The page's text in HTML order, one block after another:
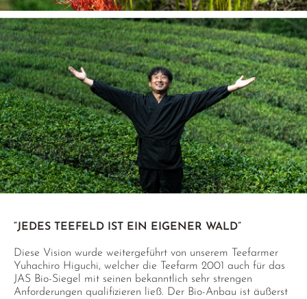
“JEDES TEEFELD IST EIN EIGENER WALD”
Diese Vision wurde weitergeführt von unserem Teefarmer
Yuhachiro Higuchi, welcher die Teefarm 2001 auch für das
JAS Bio-Siegel mit seinen bekanntlich sehr strengen
Anforderungen qualifizieren ließ. Der Bio-Anbau ist äußerst